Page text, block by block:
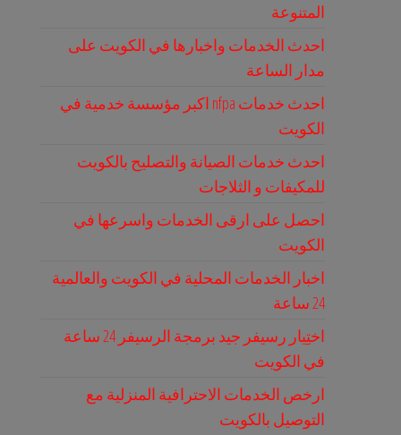
المتنوعة
احدث الخدمات واخبارها في الكويت على
مدار الساعة
احدث خدمات nfpa اكبر مؤسسة خدمية في
الكويت
احدث خدمات الصيانة والتصليح بالكويت
للمكيفات و الثلاجات
احصل على ارقى الخدمات واسرعها في
الكويت
اخبار الخدمات المحلية في الكويت والعالمية
24 ساعة
اختِيار رسيفر جيد برمجة الرسيفر 24 ساعة
في الكويت
ارخص الخدمات الاحترافية المنزلية مع
التوصيل بالكويت